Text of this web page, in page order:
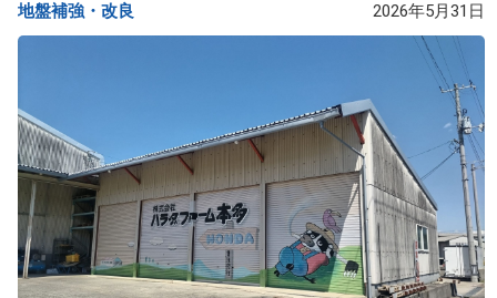
地盤補強・改良​ 2026年5月31日